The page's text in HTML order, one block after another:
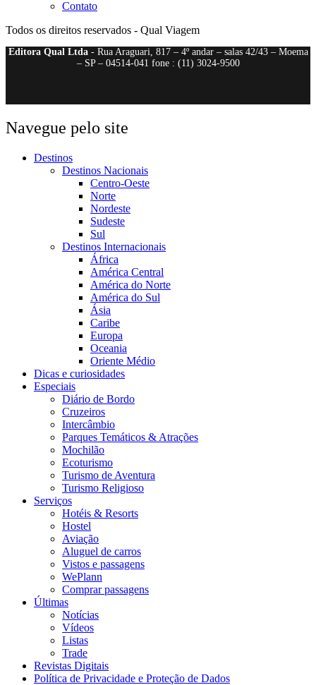
Contato
Todos os direitos reservados - Qual Viagem
Editora Qual Ltda- Rua Araguari, 817 – 4º andar – salas 42/43 – Moema
– SP – 04514-041 fone : (11) 3024-9500
Navegue pelo site
Destinos
Destinos Nacionais
Centro-Oeste
Norte
Nordeste
Sudeste
Sul
Destinos Internacionais
África
América Central
América do Norte
América do Sul
Ásia
Caribe
Europa
Oceania
Oriente Médio
Dicas e curiosidades
Especiais
Diário de Bordo
Cruzeiros
Intercâmbio
Parques Temáticos & Atrações
Mochilão
Ecoturismo
Turismo de Aventura
Turismo Religioso
Serviços
Hotéis & Resorts
Hostel
Aviação
Aluguel de carros
Vistos e passagens
WePlann
Comprar passagens
Últimas
Notícias
Vídeos
Listas
Trade
Revistas Digitais
Política de Privacidade e Proteção de Dados